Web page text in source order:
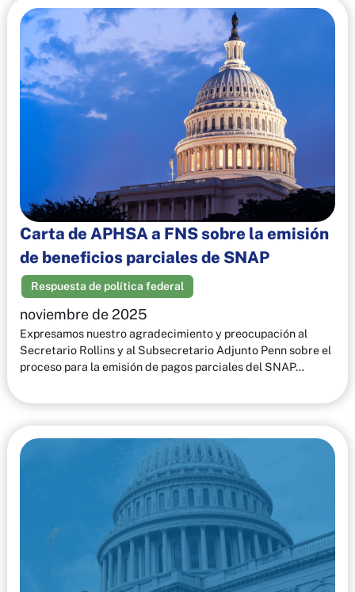
Carta de APHSA a FNS sobre la emisión
de beneficios parciales de SNAP
Respuesta de política federal
noviembre de 2025
Expresamos nuestro agradecimiento y preocupación al
Secretario Rollins y al Subsecretario Adjunto Penn sobre el
proceso para la emisión de pagos parciales del SNAP…